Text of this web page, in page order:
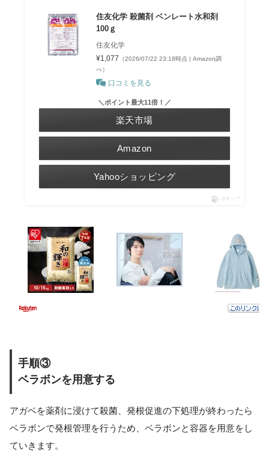
住友化学 殺菌剤 ベンレート水和剤
100ｇ
住友化学
¥1,077
（2026/07/22 23:18時点 | Amazon調
べ）
口コミを見る
Amazon
＼ポイント最大11倍！／
楽天市場
Yahooショッピング
ポチップ
手順③
ベラボンを用意する
アガベを薬剤に浸けて殺菌、発根促進の下処理が終わったら
ベラボンで発根管理を行うため、ベラボンと容器を用意をし
ていきます。